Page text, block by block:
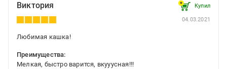
Виктория Купил
04.03.2021
Любимая кашка!
Преимущества:
Мелкая, быстро варится, вкууусная!!!